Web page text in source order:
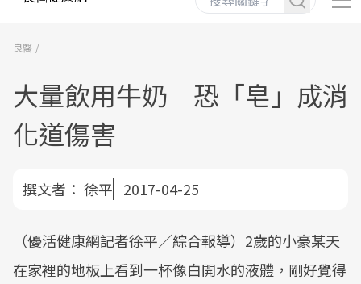
良醫
大量飲用牛奶 恐「皂」成消
化道傷害
撰文者： 徐平 2017-04-25
（優活健康網記者徐平／綜合報導）2歲的小豪某天
在家裡的地板上看到一杯像白開水的液體，剛好覺得